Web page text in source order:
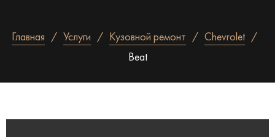
Главная Услуги Кузовной ремонт
Chevrolet
Beat